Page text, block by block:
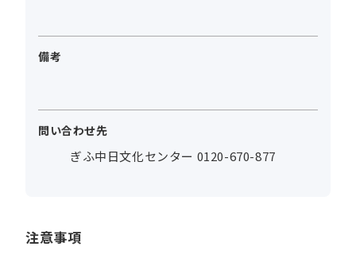
備考
問い合わせ先
ぎふ中日文化センター 0120-670-877
注意事項